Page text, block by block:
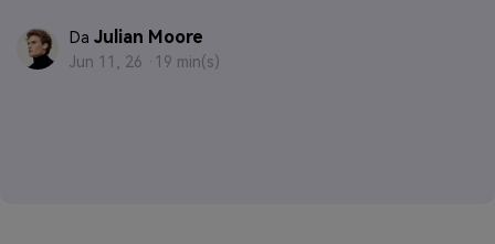
Da Julian Moore
Jun 11, 26 · 19 min(s)